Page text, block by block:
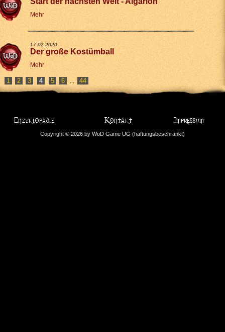
Mehr
17.02.2020
Der große Kostümball
Mehr
1 2 3 5 6 ... 44
Copyright © 2026 by WoD Game UG (haftungsbeschränkt)